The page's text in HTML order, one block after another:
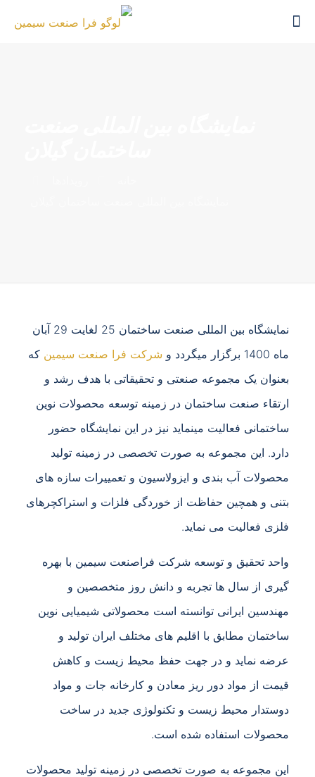
نمایشگاه بین المللی صنعت ساختمان 25 لغایت 29 آبان
ماه 1400 برگزار میگردد و
شرکت فرا صنعت سیمین که
بعنوان یک مجموعه صنعتی و تحقیقاتی با هدف رشد و
ارتقاء صنعت ساختمان در زمینه توسعه محصولات نوین
ساختمانی فعالیت مینماید نیز در این نمایشگاه حضور
دارد. این مجموعه به صورت تخصصی در زمینه تولید
محصولات آب بندی و ایزولاسیون و تعمییرات سازه های
بتنی و همچین حفاظت از خوردگی فلزات و استراکچرهای
فلزی فعالیت می نماید.
واحد تحقیق و توسعه شرکت فراصنعت سیمین با بهره
گیری از سال ها تجربه و دانش روز متخصصین و
مهندسین ایرانی توانسته است محصولاتی شیمیایی نوین
ساختمان مطابق با اقلیم های مختلف ایران تولید و
عرضه نماید و در جهت حفظ محیط زیست و کاهش
قیمت از مواد دور ریز معادن و کارخانه جات و مواد
دوستدار محیط زیست و تکنولوژی جدید در ساخت
محصولات استفاده شده است.
این مجموعه به صورت تخصصی در زمینه تولید محصولات